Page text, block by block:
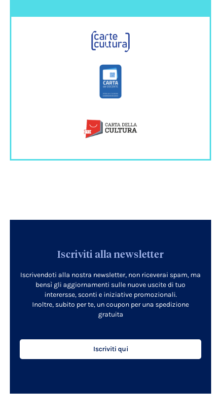
Iscriviti alla newsletter
Iscrivendoti alla nostra newsletter, non riceverai spam, ma
bensì gli aggiornamenti sulle nuove uscite di tuo
interersse, sconti e iniziative promozionali.
Inoltre, subito per te, un coupon per una spedizione
gratuita
Iscriviti qui